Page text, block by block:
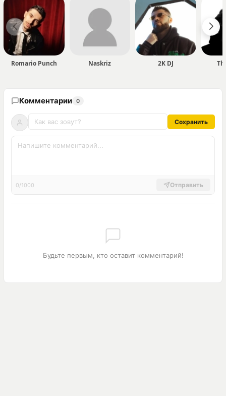
Romario Punch Naskriz 2K DJ
Комментарии 0
Сохранить
0/1000 Отправить
Будьте первым, кто оставит комментарий!